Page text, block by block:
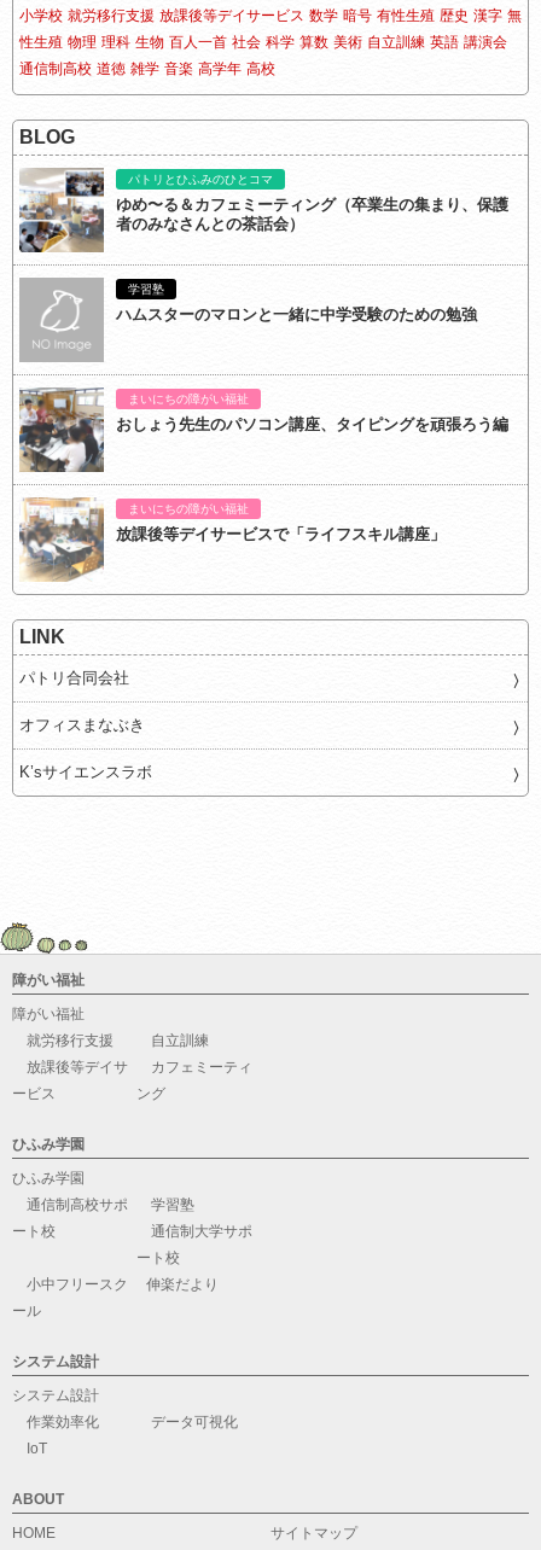
小学校 就労移行支援 放課後等デイサービス 数学 暗号 有性生殖 歴史 漢字 無
性生殖 物理 理科 生物 百人一首 社会 科学 算数 美術 自立訓練 英語 講演会
通信制高校 道徳 雑学 音楽 高学年 高校
BLOG
パトリとひふみのひとコマ
ゆめ〜る＆カフェミーティング（卒業生の集まり、保護
者のみなさんとの茶話会）
学習塾
ハムスターのマロンと一緒に中学受験のための勉強
まいにちの障がい福祉
おしょう先生のパソコン講座、タイピングを頑張ろう編
まいにちの障がい福祉
放課後等デイサービスで「ライフスキル講座」
LINK
パトリ合同会社
オフィスまなぶき
K’sサイエンスラボ
障がい福祉
障がい福祉
就労移行支援
自立訓練
放課後等デイサ
ービス
カフェミーティ
ング
ひふみ学園
ひふみ学園
通信制高校サポ
ート校
学習塾
通信制大学サポ
ート校
小中フリースク
ール
伸楽だより
システム設計
システム設計
作業効率化
データ可視化
IoT
ABOUT
HOME
サイトマップ